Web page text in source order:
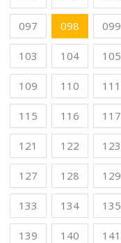
097 098 099
103 104 105
109 110 111
115 116 117
121 122 123
127 128 129
133 134 135
139 140 141